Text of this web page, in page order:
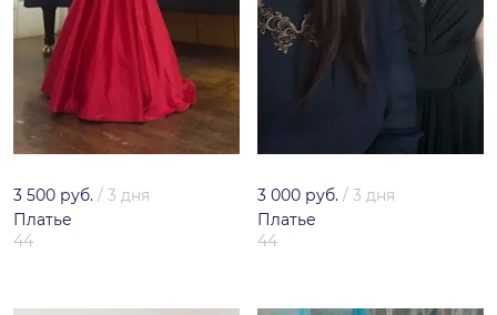
3 500 руб. / 3 дня
Платье
44
3 000 руб. / 3 дня
Платье
44